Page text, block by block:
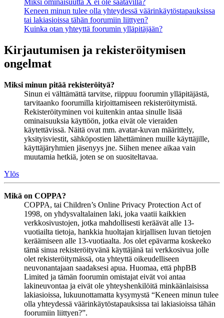
Miksi ominaisuutta X ei ole saatavilla?
Keneen minun tulee olla yhteydessä väärinkäytöstapauksissa
tai lakiasioissa tähän foorumiin liittyen?
Kuinka otan yhteyttä foorumin ylläpitäjään?
Kirjautumisen ja rekisteröitymisen
ongelmat
Miksi minun pitää rekisteröityä?
Sinun ei välttämättä tarvitse, riippuu foorumin ylläpitäjästä,
tarvitaanko foorumilla kirjoittamiseen rekisteröitymistä.
Rekisteröityminen voi kuitenkin antaa sinulle lisää
ominaisuuksia käyttöön, jotka eivät ole vieraiden
käytettävissä. Näitä ovat mm. avatar-kuvan määrittely,
yksityisviestit, sähköpostien lähettäminen muille käyttäjille,
käyttäjäryhmien jäsenyys jne. Siihen menee aikaa vain
muutamia hetkiä, joten se on suositeltavaa.
Ylös
Mikä on COPPA?
COPPA, tai Children’s Online Privacy Protection Act of
1998, on yhdysvaltalainen laki, joka vaatii kaikkien
verkkosivustojen, jotka mahdollisesti keräävät alle 13-
vuotiailta tietoja, hankkia huoltajan kirjallisen luvan tietojen
keräämiseen alle 13-vuotiaalta. Jos olet epävarma koskeeko
tämä sinua rekisteröityvänä käyttäjänä tai verkkosivua jolle
olet rekisteröitymässä, ota yhteyttä oikeudelliseen
neuvonantajaan saadaksesi apua. Huomaa, että phpBB
Limited ja tämän foorumin omistajat eivät voi antaa
lakineuvontaa ja eivät ole yhteyshenkilöitä minkäänlaisissa
lakiasioissa, lukuunottamatta kysymystä “Keneen minun tulee
olla yhteydessä väärinkäytöstapauksissa tai lakiasioissa tähän
foorumiin liittyen?”.